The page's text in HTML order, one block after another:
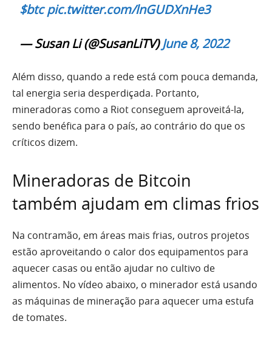
$btc pic.twitter.com/lnGUDXnHe3
— Susan Li (@SusanLiTV)June 8, 2022
Além disso, quando a rede está com pouca demanda,
tal energia seria desperdiçada. Portanto,
mineradoras como a Riot conseguem aproveitá-la,
sendo benéfica para o país, ao contrário do que os
críticos dizem.
Mineradoras de Bitcoin
também ajudam em climas frios
Na contramão, em áreas mais frias, outros projetos
estão aproveitando o calor dos equipamentos para
aquecer casas ou então ajudar no cultivo de
alimentos. No vídeo abaixo, o minerador está usando
as máquinas de mineração para aquecer uma estufa
de tomates.